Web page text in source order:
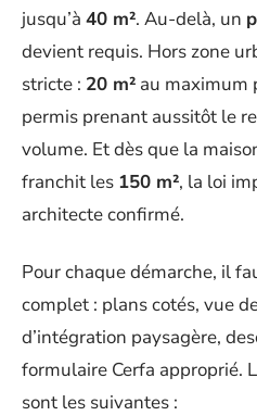
jusqu’à 40 m². Au-delà, un
devient requis. Hors zone
stricte : 20 m² au maximum
permis prenant aussitôt le
volume. Et dès que la
franchit les 150 m², la loi
architecte confirmé.
Pour chaque démarche, il
complet : plans cotés, vue
d’intégration paysagère,
formulaire Cerfa approprié.
sont les suivantes :